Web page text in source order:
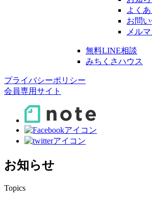
よく
お問
メル
無料LINE相談
みちくさハウス
プライバシーポリシー
会員専用サイト
お知らせ
Topics